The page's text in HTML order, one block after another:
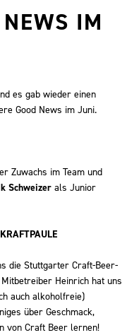
IM
es gab wieder einen
Good News im Juni.
Zuwachs im Team und
Schweizer als Junior
die Stuttgarter Craft-Beer-
Heinrich hat uns
auch alkoholfreie)
über Geschmack,
von Craft Beer lernen!